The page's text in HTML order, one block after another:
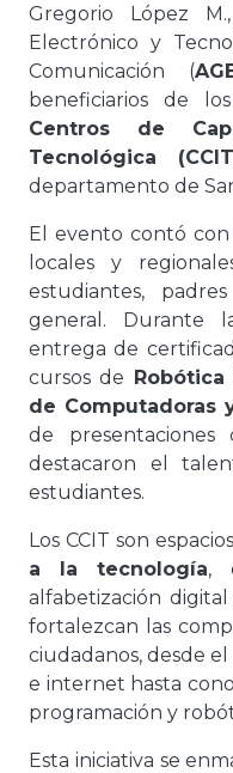
Gregorio López
Electrónico y
Comunicación (
beneficiarios de
Centros de
Tecnológica
departamento de
El evento contó
locales y
estudiantes,
general. Durante
entrega de
cursos de
de Computadoras
de
destacaron el
estudiantes.
Los CCIT son
a la tecnología,
alfabetización
fortalezcan las
ciudadanos, desde
e internet hasta
programación y
Esta iniciativa se